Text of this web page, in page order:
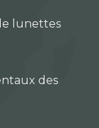
lunettes
des